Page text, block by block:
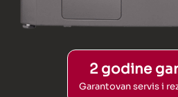
2 godine
Garantovan servis i